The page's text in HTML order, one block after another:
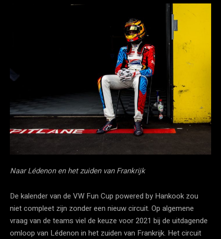
Naar Lédenon en het zuiden van Frankrijk
De kalender van de VW Fun Cup powered by Hankook zou
niet compleet zijn zonder een nieuw circuit. Op algemene
vraag van de teams viel de keuze voor 2021 bij de uitdagende
omloop van Lédenon in het zuiden van Frankrijk. Het circuit